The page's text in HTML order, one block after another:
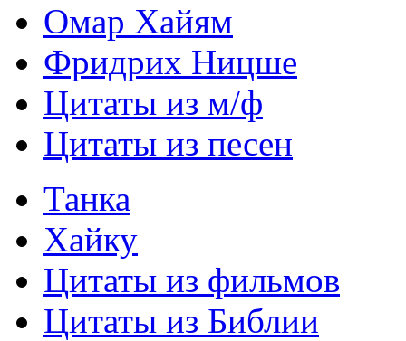
Омар Хайям
Фридрих Ницше
Цитаты из м/ф
Цитаты из песен
Танка
Хайку
Цитаты из фильмов
Цитаты из Библии